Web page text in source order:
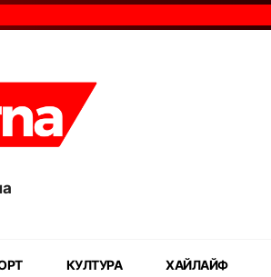
КУЛТУРА ХАЙЛАЙФ